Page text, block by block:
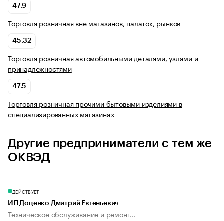
47.9
Торговля розничная вне магазинов, палаток, рынков
45.32
Торговля розничная автомобильными деталями, узлами и
принадлежностями
47.5
Торговля розничная прочими бытовыми изделиями в
специализированных магазинах
Другие предприниматели с тем же
ОКВЭД
ДЕЙСТВУЕТ
ИП Доценко Дмитрий Евгеньевич
Техническое обслуживание и ремонт...